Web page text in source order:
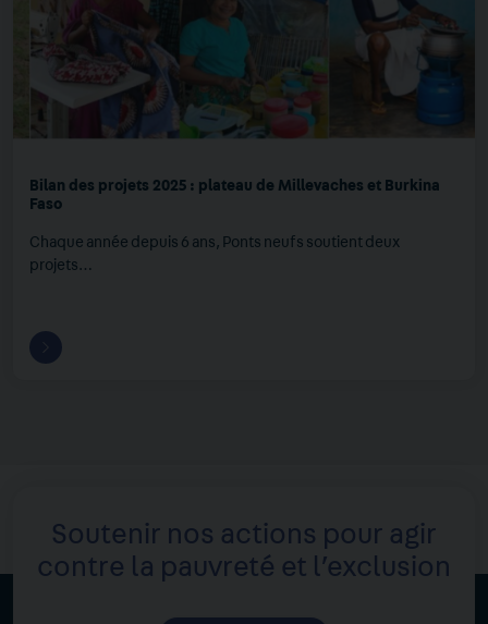
Bilan des projets 2025 : plateau de Millevaches et Burkina
Faso
Chaque année depuis 6 ans, Ponts neufs soutient deux
projets…
Soutenir nos actions pour agir
contre la pauvreté et l’exclusion